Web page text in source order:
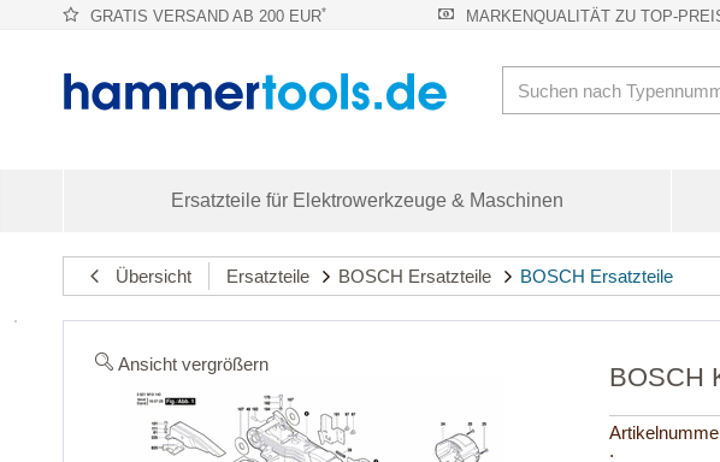
GRATIS VERSAND AB 200 EUR* MARKENQUALITÄT ZU TOP-
Ersatzteile für Elektrowerkzeuge & Maschinen
Übersicht Ersatzteile BOSCH Ersatzteile BOSCH Ersatzteile
Ansicht vergrößern BOSCH
: